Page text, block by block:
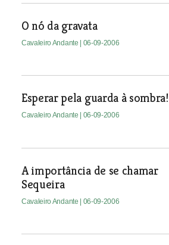
O nó da gravata
Cavaleiro Andante | 06-09-2006
Esperar pela guarda à sombra!
Cavaleiro Andante | 06-09-2006
A importância de se chamar
Sequeira
Cavaleiro Andante | 06-09-2006